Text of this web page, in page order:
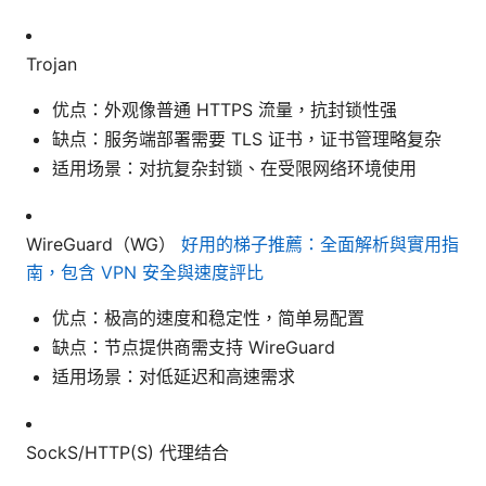
Trojan
优点：外观像普通 HTTPS 流量，抗封锁性强
缺点：服务端部署需要 TLS 证书，证书管理略复杂
适用场景：对抗复杂封锁、在受限网络环境使用
WireGuard（WG） 好用的梯子推薦：全面解析與實用指
南，包含 VPN 安全與速度評比
优点：极高的速度和稳定性，简单易配置
缺点：节点提供商需支持 WireGuard
适用场景：对低延迟和高速需求
SockS/HTTP(S) 代理结合